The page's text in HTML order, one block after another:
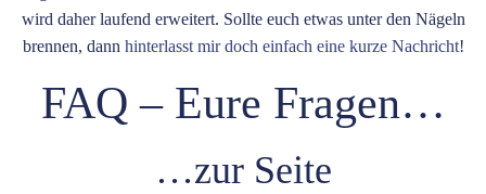
wird daher laufend erweitert. Sollte euch etwas unter den Nägeln
brennen, dann hinterlasst mir doch einfach eine kurze Nachricht!
FAQ – Eure Fragen…
…zur Seite